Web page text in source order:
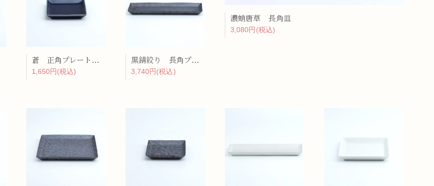
濃蛸唐草 長角皿
3,080円(税込)
蒼 正角プレート（小）
1,650円(税込)
黒錆絞り 長角プレート
3,740円(税込)